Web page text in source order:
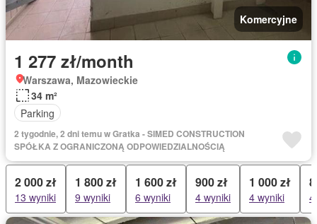
Komercyjne
1 277 zł/month
Warszawa, Mazowieckie
34 m²
Parking
2 tygodnie, 2 dni temu w Gratka - SIMED CONSTRUCTION
SPÓŁKA Z OGRANICZONĄ ODPOWIEDZIALNOŚCIĄ
2 000 zł
13 wyniki
1 800 zł
9 wyniki
1 600 zł
6 wyniki
900 zł
4 wyniki
1 000 zł
4 wyniki